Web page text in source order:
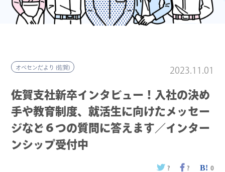
オペセンだより (佐賀) 2023.11.01
佐賀支社新卒インタビュー！入社の決め
手や教育制度、就活生に向けたメッセー
ジなど６つの質問に答えます／インター
ンシップ受付中
? ? 0